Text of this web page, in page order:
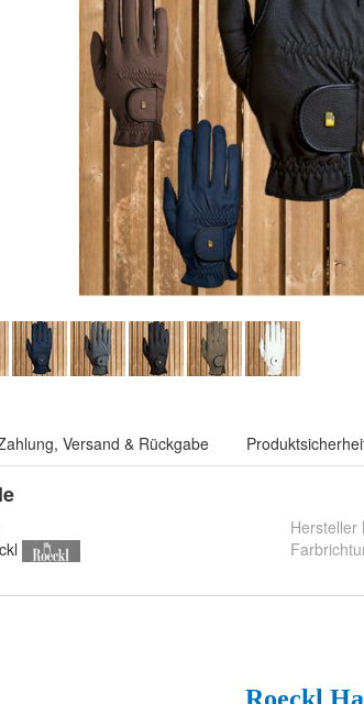
Versand & Rückgabe
Hersteller